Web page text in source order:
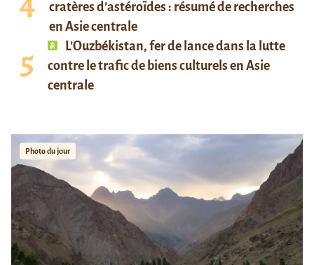
cratères d’astéroïdes : résumé de recherches
en Asie centrale
L’Ouzbékistan, fer de lance dans la lutte
contre le trafic de biens culturels en Asie
centrale
Photo du jour